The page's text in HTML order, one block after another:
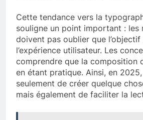
Cette tendance vers la
souligne un point important : les
doivent pas oublier que
l’expérience utilisateur. Les
comprendre que la composition
en étant pratique. Ainsi, en 2025,
seulement de créer quelque
mais également de faciliter la